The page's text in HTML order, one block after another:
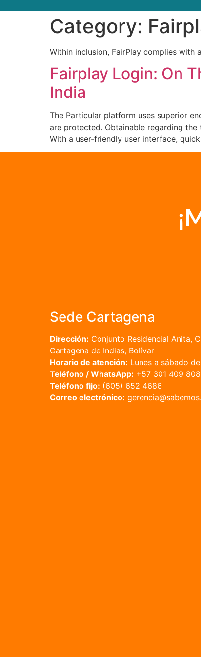
Category:
Within inclusion, FairPlay complies with
Fairplay Login: On
India
The Particular platform uses superior
are protected. Obtainable regarding
With a user-friendly user interface,
Sede Cartagena
Dirección: Conjunto Residencial Anita,
Cartagena de Indias, Bolívar
Horario de atención: Lunes a sábado
Teléfono / WhatsApp: +57 301 409
Teléfono fijo: (605) 652 4686
Correo electrónico: